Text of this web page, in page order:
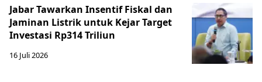
Jabar Tawarkan Insentif Fiskal dan
Jaminan Listrik untuk Kejar Target
Investasi Rp314 Triliun
16 Juli 2026